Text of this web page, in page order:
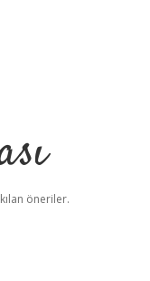
öneriler.